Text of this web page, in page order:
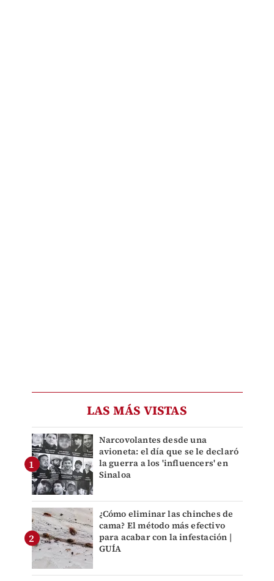
LAS MÁS VISTAS
Narcovolantes desde una
avioneta: el día que se le declaró
la guerra a los 'influencers' en
Sinaloa
¿Cómo eliminar las chinches de
cama? El método más efectivo
para acabar con la infestación |
GUÍA